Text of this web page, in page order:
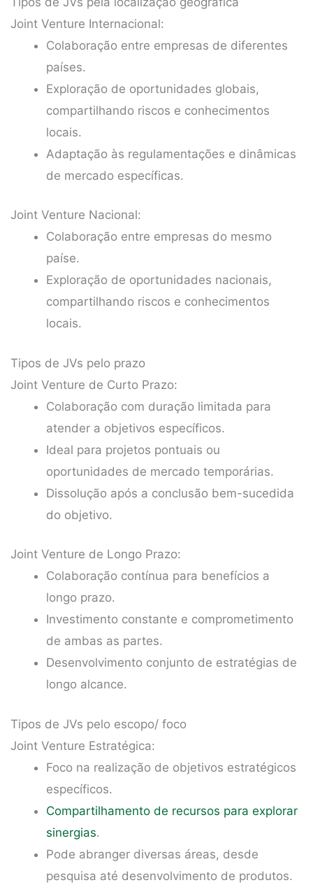
Joint Venture Internacional:
Colaboração entre empresas de diferentes
países.
Exploração de oportunidades globais,
compartilhando riscos e conhecimentos
locais.
Adaptação às regulamentações e dinâmicas
de mercado específicas.
Joint Venture Nacional:
Colaboração entre empresas do mesmo
paíse.
Exploração de oportunidades nacionais,
compartilhando riscos e conhecimentos
locais.
Tipos de JVs pelo prazo
Joint Venture de Curto Prazo:
Colaboração com duração limitada para
atender a objetivos específicos.
Ideal para projetos pontuais ou
oportunidades de mercado temporárias.
Dissolução após a conclusão bem-sucedida
do objetivo.
Joint Venture de Longo Prazo:
Colaboração contínua para benefícios a
longo prazo.
Investimento constante e comprometimento
de ambas as partes.
Desenvolvimento conjunto de estratégias de
longo alcance.
Tipos de JVs pelo escopo/ foco
Joint Venture Estratégica:
Foco na realização de objetivos estratégicos
específicos.
Compartilhamento de recursos para explorar
sinergias.
Pode abranger diversas áreas, desde
pesquisa até desenvolvimento de produtos.